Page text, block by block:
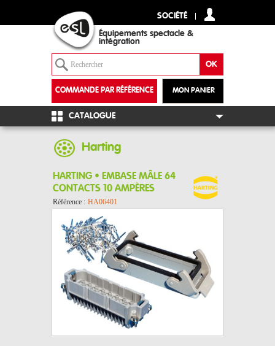
SOCIÉTÉ
Équipements spectacle &
intégration
MON PANIER
COMMANDE PAR RÉFÉRENCE
+
CATALOGUE
Harting
HARTING • EMBASE MÂLE 64
CONTACTS 10 AMPÈRES
Référence : HA06401